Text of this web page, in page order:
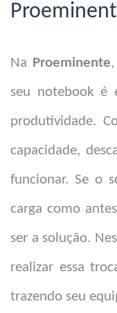
Na Proeminente
seu notebook é
produtividade.
capacidade,
funcionar. Se o
carga como
ser a solução.
realizar essa
trazendo seu